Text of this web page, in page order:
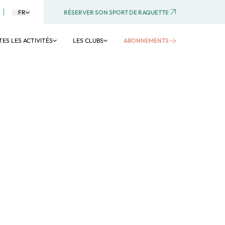
FR RÉSERVER SON SPORT DE RAQUETTE
LES ACTIVITÉS LES CLUBS ABONNEMENTS